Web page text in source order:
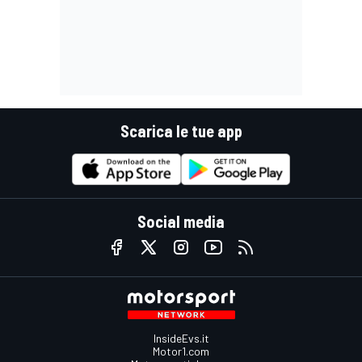
Scarica le tue app
Social media
InsideEvs.it
Motor1.com